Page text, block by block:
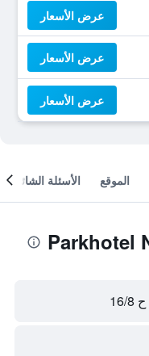
عرض الأسعار
عرض الأسعار
عرض الأسعار
الموقع الأسئلة الشائعة
ح 16/8